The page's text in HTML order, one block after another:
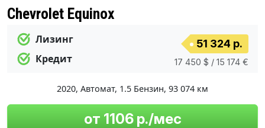
Chevrolet Equinox
Лизинг
Кредит
51 324 р.
17 450 $ / 15 174 €
2020, Автомат, 1.5 Бензин, 93 074 км
от 1106 р./мес